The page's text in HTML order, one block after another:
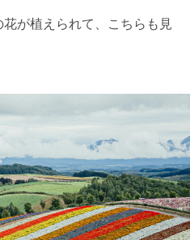
が植えられて、こちらも見